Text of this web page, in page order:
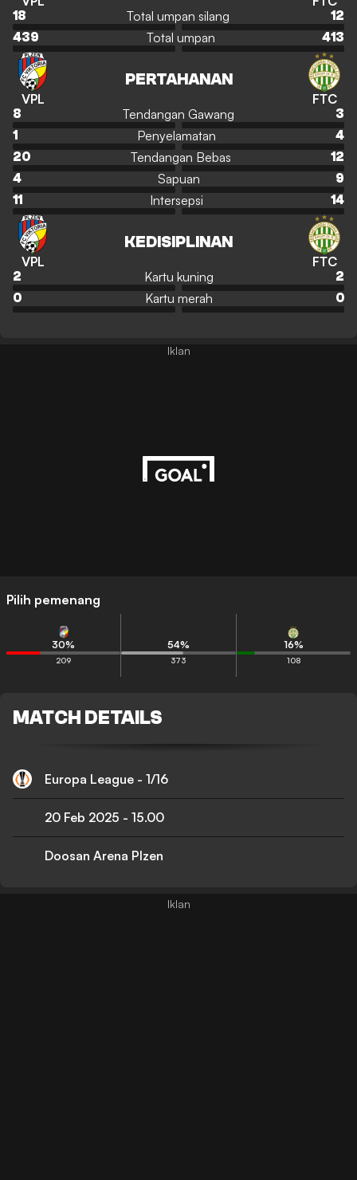
18 Total umpan silang
12
439
Total umpan 413
VPL
PERTAHANAN
FTC
8 Tendangan Gawang
3
1
Penyelamatan
4
20
Tendangan Bebas
12
4
Sapuan
9
11
Intersepsi 14
VPL
KEDISIPLINAN
FTC
2 Kartu kuning
2
0
Kartu merah 0
Pilih pemenang
30%
209
54%
373
16%
108
MATCH DETAILS
Europa League - 1/16
20 Feb 2025 - 15.00
Doosan Arena Plzen
Iklan